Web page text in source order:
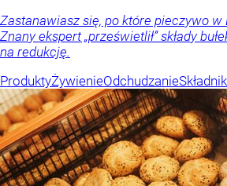
Zastanawiasz się, po które pieczywo
Znany ekspert „prześwietlił” składy
na redukcję.
ProduktyŻywienieOdchudzanie